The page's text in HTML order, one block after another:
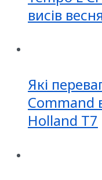
висів
Які
Command
Holland T7